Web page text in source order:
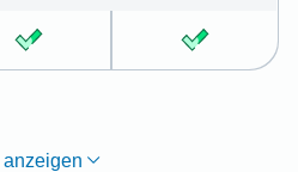
anzeigen